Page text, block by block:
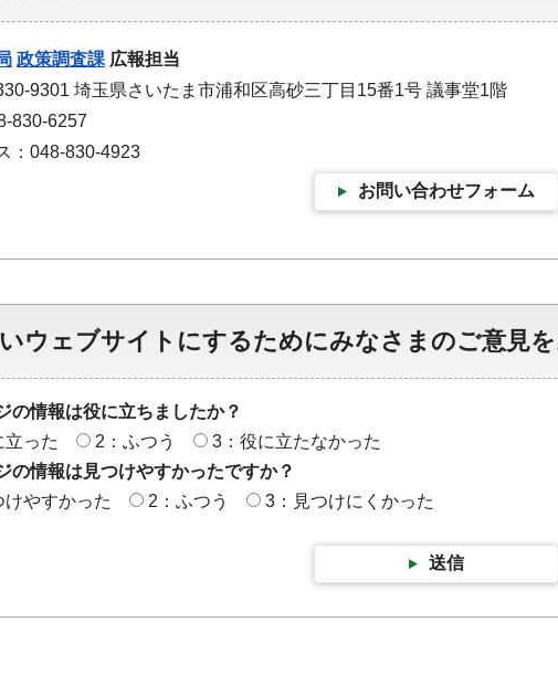
政策調査課 広報担当
9301 埼玉県さいたま市浦和区高砂三丁目15番1号 議事堂1階
830-6257
：048-830-4923
お問い合わせフォーム
ウェブサイトにするためにみなさまのご意見
の情報は役に立ちましたか？
立った
2：ふつう
3：役に立たなかった
の情報は見つけやすかったですか？
けやすかった
2：ふつう 3：見つけにくかった
送信